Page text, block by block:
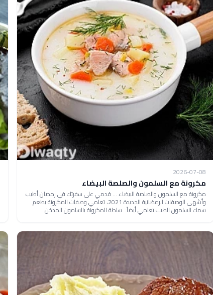
2026-07-08
مكرونة مع السلمون والصلصة البيضاء
مكرونة مع السلمون والصلصة البيضاء ... قدمي على سفرتك في رمضان أطيب
وأشهى الوصفات الرمضانية الجديدة 2021، تعلمي وصفات المكرونة بطعم
سمك السلمون الطيب تعلمي أيضاً: سلطة المكرونة بالسلمون المدخن